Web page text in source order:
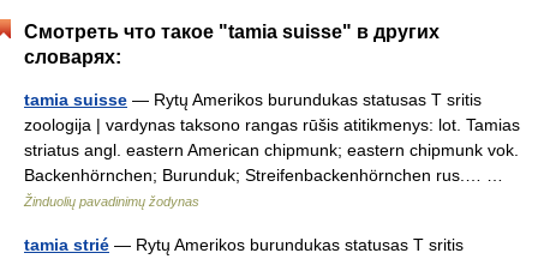
Смотреть что такое "tamia suisse" в других
словарях:
tamia suisse — Rytų Amerikos burundukas statusas T sritis
zoologija | vardynas taksono rangas rūšis atitikmenys: lot. Tamias
striatus angl. eastern American chipmunk; eastern chipmunk vok.
Backenhörnchen; Burunduk; Streifenbackenhörnchen rus.… …
Žinduolių pavadinimų žodynas
tamia strié — Rytų Amerikos burundukas statusas T sritis